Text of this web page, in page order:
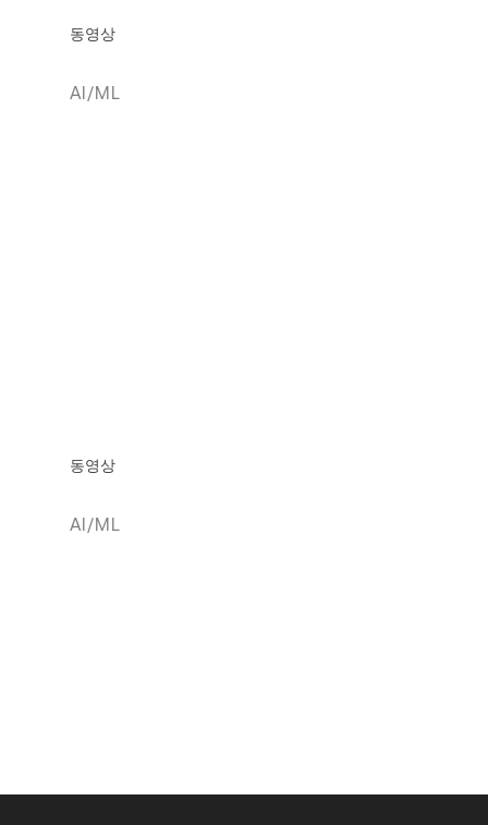
동영상
AI/ML
동영상
AI/ML